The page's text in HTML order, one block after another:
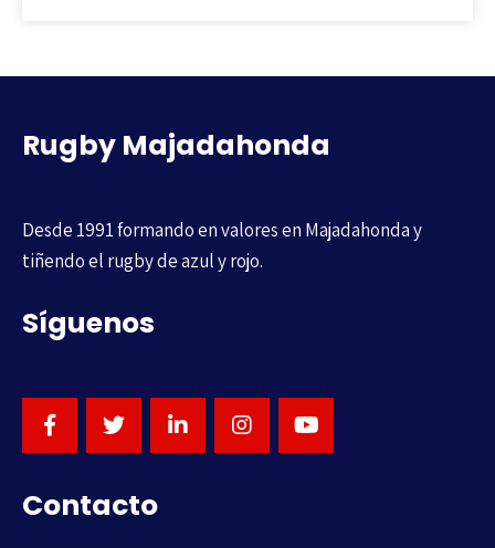
Rugby Majadahonda
Desde 1991 formando en valores en Majadahonda y
tiñendo el rugby de azul y rojo.
Síguenos
Contacto